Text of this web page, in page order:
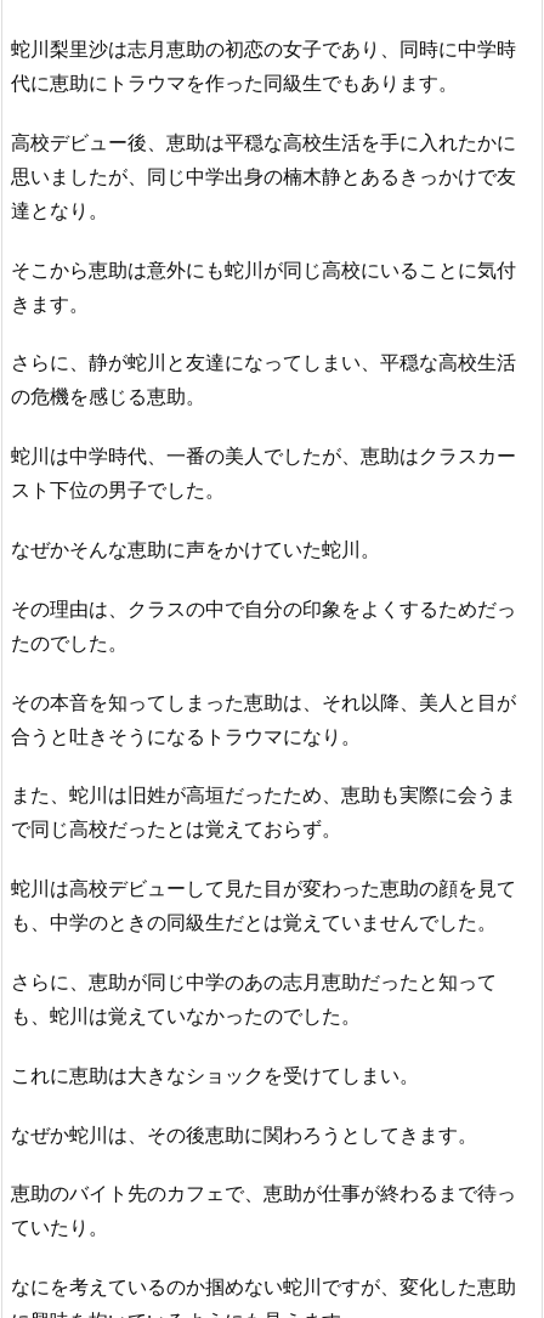
蛇川梨里沙は志月恵助の初恋の女子であり、同時に中学時
代に恵助にトラウマを作った同級生でもあります。
高校デビュー後、恵助は平穏な高校生活を手に入れたかに
思いましたが、同じ中学出身の楠木静とあるきっかけで友
達となり。
そこから恵助は意外にも蛇川が同じ高校にいることに気付
きます。
さらに、静が蛇川と友達になってしまい、平穏な高校生活
の危機を感じる恵助。
蛇川は中学時代、一番の美人でしたが、恵助はクラスカー
スト下位の男子でした。
なぜかそんな恵助に声をかけていた蛇川。
その理由は、クラスの中で自分の印象をよくするためだっ
たのでした。
その本音を知ってしまった恵助は、それ以降、美人と目が
合うと吐きそうになるトラウマになり。
また、蛇川は旧姓が高垣だったため、恵助も実際に会うま
で同じ高校だったとは覚えておらず。
蛇川は高校デビューして見た目が変わった恵助の顔を見て
も、中学のときの同級生だとは覚えていませんでした。
さらに、恵助が同じ中学のあの志月恵助だったと知って
も、蛇川は覚えていなかったのでした。
これに恵助は大きなショックを受けてしまい。
なぜか蛇川は、その後恵助に関わろうとしてきます。
恵助のバイト先のカフェで、恵助が仕事が終わるまで待っ
ていたり。
なにを考えているのか掴めない蛇川ですが、変化した恵助